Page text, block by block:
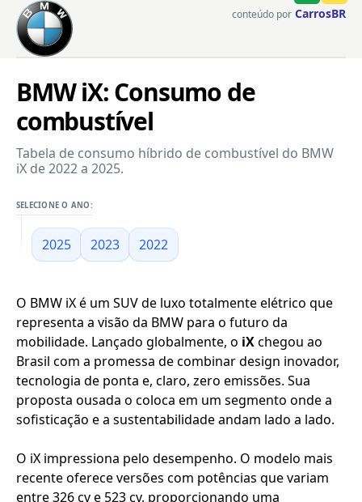
conteúdo por CarrosBR
BMW iX: Consumo de
combustível
Tabela de consumo híbrido de combustível do BMW
iX de 2022 a 2025.
SELECIONE O ANO:
2025 2023 2022
O BMW iX é um SUV de luxo totalmente elétrico que
representa a visão da BMW para o futuro da
mobilidade. Lançado globalmente, o iXchegou ao
Brasil com a promessa de combinar design inovador,
tecnologia de ponta e, claro, zero emissões. Sua
proposta ousada o coloca em um segmento onde a
sofisticação e a sustentabilidade andam lado a lado.
O iX impressiona pelo desempenho. O modelo mais
recente oferece versões com potências que variam
entre 326 cv e 523 cv, proporcionando uma